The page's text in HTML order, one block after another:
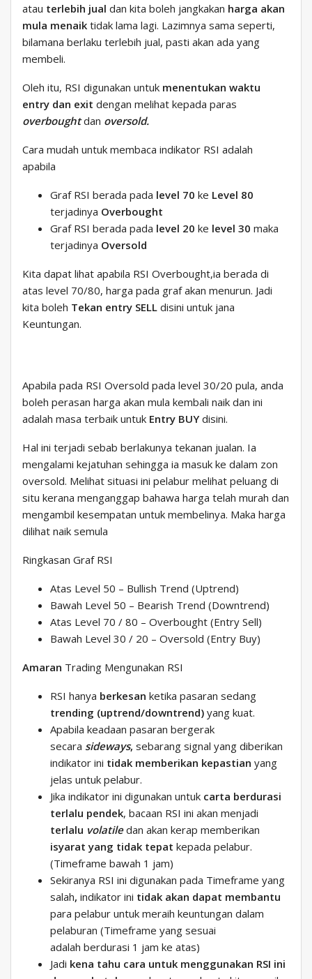
atau terlebih jual dan kita boleh jangkakan harga akan
mula menaik tidak lama lagi. Lazimnya sama seperti,
bilamana berlaku terlebih jual, pasti akan ada yang
membeli.
Oleh itu, RSI digunakan untuk menentukan waktu
entry dan exit dengan melihat kepada paras
overbought dan oversold.
Cara mudah untuk membaca indikator RSI adalah
apabila
Graf RSI berada pada level 70 ke Level 80
terjadinya Overbought
Graf RSI berada pada level 20 ke level 30 maka
terjadinya Oversold
Kita dapat lihat apabila RSI Overbought,ia berada di
atas level 70/80, harga pada graf akan menurun. Jadi
kita boleh Tekan entry SELL disini untuk jana
Keuntungan.
Apabila pada RSI Oversold pada level 30/20 pula, anda
boleh perasan harga akan mula kembali naik dan ini
adalah masa terbaik untuk Entry BUY disini.
Hal ini terjadi sebab berlakunya tekanan jualan. Ia
mengalami kejatuhan sehingga ia masuk ke dalam zon
oversold. Melihat situasi ini pelabur melihat peluang di
situ kerana menganggap bahawa harga telah murah dan
mengambil kesempatan untuk membelinya. Maka harga
dilihat naik semula
Ringkasan Graf RSI
Atas Level 50 – Bullish Trend (Uptrend)
Bawah Level 50 – Bearish Trend (Downtrend)
Atas Level 70 / 80 – Overbought (Entry Sell)
Bawah Level 30 / 20 – Oversold (Entry Buy)
Amaran Trading Mengunakan RSI
RSI hanya berkesan ketika pasaran sedang
trending (uptrend/downtrend) yang kuat.
Apabila keadaan pasaran bergerak
secara sideways, sebarang signal yang diberikan
indikator ini tidak memberikan kepastian yang
jelas untuk pelabur.
Jika indikator ini digunakan untuk carta berdurasi
terlalu pendek, bacaan RSI ini akan menjadi
terlalu volatiledan akan kerap memberikan
isyarat yang tidak tepat kepada pelabur.
(Timeframe bawah 1 jam)
Sekiranya RSI ini digunakan pada Timeframe yang
salah, indikator ini tidak akan dapat membantu
para pelabur untuk meraih keuntungan dalam
pelaburan (Timeframe yang sesuai
adalah berdurasi 1 jam ke atas)
Jadi kena tahu cara untuk menggunakan RSI ini